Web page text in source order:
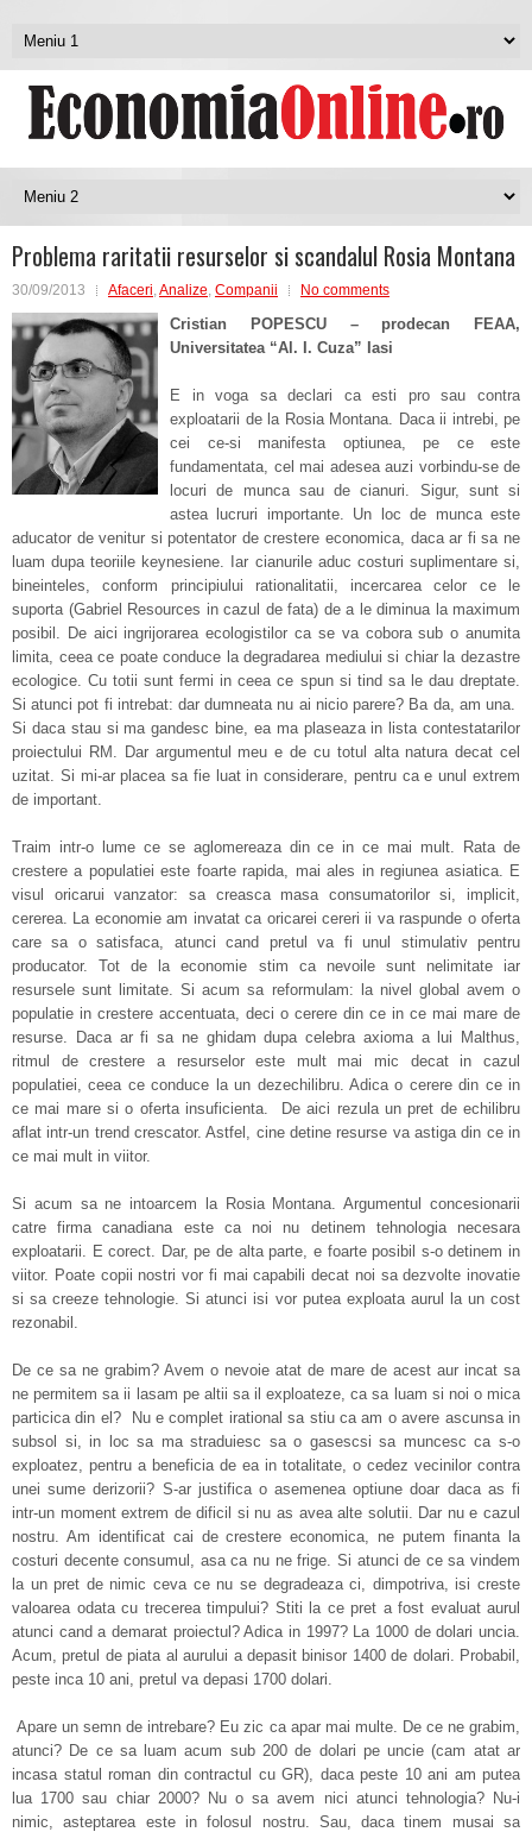
Problema raritatii resurselor si scandalul Rosia Montana
30/09/2013 Afaceri,Analize, Companii No comments
Cristian POPESCU – prodecan FEAA,
Universitatea “Al. I. Cuza” Iasi
E in voga sa declari ca esti pro sau contra
exploatarii de la Rosia Montana. Daca ii intrebi, pe
cei ce-si manifesta optiunea, pe ce este
fundamentata, cel mai adesea auzi vorbindu-se de
locuri de munca sau de cianuri. Sigur, sunt si
astea lucruri importante. Un loc de munca este
aducator de venitur si potentator de crestere economica, daca ar fi sa ne
luam dupa teoriile keynesiene. Iar cianurile aduc costuri suplimentare si,
bineinteles, conform principiului rationalitatii, incercarea celor ce le
suporta (Gabriel Resources in cazul de fata) de a le diminua la maximum
posibil. De aici ingrijorarea ecologistilor ca se va cobora sub o anumita
limita, ceea ce poate conduce la degradarea mediului si chiar la dezastre
ecologice. Cu totii sunt fermi in ceea ce spun si tind sa le dau dreptate.
Si atunci pot fi intrebat: dar dumneata nu ai nicio parere? Ba da, am una.
Si daca stau si ma gandesc bine, ea ma plaseaza in lista contestatarilor
proiectului RM. Dar argumentul meu e de cu totul alta natura decat cel
uzitat. Si mi-ar placea sa fie luat in considerare, pentru ca e unul extrem
de important.
Traim intr-o lume ce se aglomereaza din ce in ce mai mult. Rata de
crestere a populatiei este foarte rapida, mai ales in regiunea asiatica. E
visul oricarui vanzator: sa creasca masa consumatorilor si, implicit,
cererea. La economie am invatat ca oricarei cereri ii va raspunde o oferta
care sa o satisfaca, atunci cand pretul va fi unul stimulativ pentru
producator. Tot de la economie stim ca nevoile sunt nelimitate iar
resursele sunt limitate. Si acum sa reformulam: la nivel global avem o
populatie in crestere accentuata, deci o cerere din ce in ce mai mare de
resurse. Daca ar fi sa ne ghidam dupa celebra axioma a lui Malthus,
ritmul de crestere a resurselor este mult mai mic decat in cazul
populatiei, ceea ce conduce la un dezechilibru. Adica o cerere din ce in
ce mai mare si o oferta insuficienta.
De aici rezula un pret de echilibru
aflat intr-un trend crescator. Astfel, cine detine resurse va astiga din ce in
ce mai mult in viitor.
Si acum sa ne intoarcem la Rosia Montana. Argumentul concesionarii
catre firma canadiana este ca noi nu detinem tehnologia necesara
exploatarii. E corect. Dar, pe de alta parte, e foarte posibil s-o detinem in
viitor. Poate copii nostri vor fi mai capabili decat noi sa dezvolte inovatie
si sa creeze tehnologie. Si atunci isi vor putea exploata aurul la un cost
rezonabil.
De ce sa ne grabim? Avem o nevoie atat de mare de acest aur incat sa
ne permitem sa ii lasam pe altii sa il exploateze, ca sa luam si noi o mica
particica din el?
Nu e complet irational sa stiu ca am o avere ascunsa in
subsol si, in loc sa ma straduiesc sa o gasescsi sa muncesc ca s-o
exploatez, pentru a beneficia de ea in totalitate, o cedez vecinilor contra
unei sume derizorii? S-ar justifica o asemenea optiune doar daca as fi
intr-un moment extrem de dificil si nu as avea alte solutii. Dar nu e cazul
nostru. Am identificat cai de crestere economica, ne putem finanta la
costuri decente consumul, asa ca nu ne frige. Si atunci de ce sa vindem
la un pret de nimic ceva ce nu se degradeaza ci, dimpotriva, isi creste
valoarea odata cu trecerea timpului? Stiti la ce pret a fost evaluat aurul
atunci cand a demarat proiectul? Adica in 1997? La 1000 de dolari uncia.
Acum, pretul de piata al aurului a depasit binisor 1400 de dolari. Probabil,
peste inca 10 ani, pretul va depasi 1700 dolari.
Apare un semn de intrebare? Eu zic ca apar mai multe. De ce ne grabim,
atunci? De ce sa luam acum sub 200 de dolari pe uncie (cam atat ar
incasa statul roman din contractul cu GR), daca peste 10 ani am putea
lua 1700 sau chiar 2000? Nu o sa avem nici atunci tehnologia? Nu-i
nimic, asteptarea este in folosul nostru. Sau, daca tinem musai sa